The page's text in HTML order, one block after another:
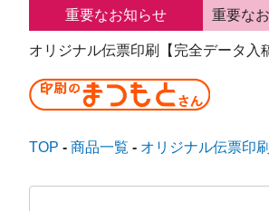
重要なお知らせ 重要な
オリジナル伝票印刷【完全データ入
TOP 商品一覧 オリジナル伝票印